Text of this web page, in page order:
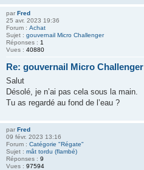
par Fred
25 avr. 2023 19:36
Forum : Achat
Sujet : gouvernail Micro Challenger
Réponses : 1
Vues : 40880
Re: gouvernail Micro Challenger
Salut
Désolé, je n’ai pas cela sous la main.
Tu as regardé au fond de l’eau ?
par Fred
09 févr. 2023 13:16
Forum : Catégorie "Régate"
Sujet : mât tordu (flambé)
Réponses : 9
Vues : 97594